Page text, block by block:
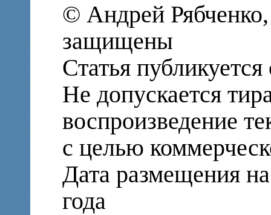
© Андрей
защищены
Статья
Не допускается
воспроизведение
с целью
Дата размещения
года